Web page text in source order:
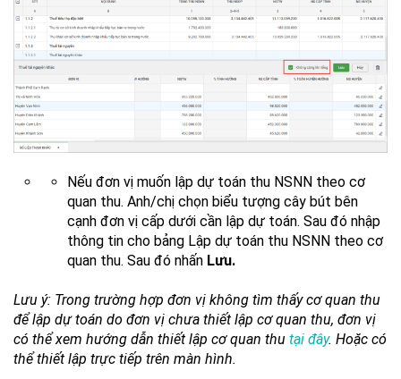
Nếu đơn vị muốn lập dự toán thu NSNN theo cơ
quan thu. Anh/chị chọn biểu tượng cây bút bên
cạnh đơn vị cấp dưới cần lập dự toán. Sau đó nhập
thông tin cho bảng Lập dự toán thu NSNN theo cơ
quan thu. Sau đó nhấn Lưu.
Lưu ý: Trong trường hợp đơn vị không tìm thấy cơ quan thu
để lập dự toán do đơn vị chưa thiết lập cơ quan thu, đơn vị
có thể xem hướng dẫn thiết lập cơ quan thu tại đây. Hoặc có
thể thiết lập trực tiếp trên màn hình.